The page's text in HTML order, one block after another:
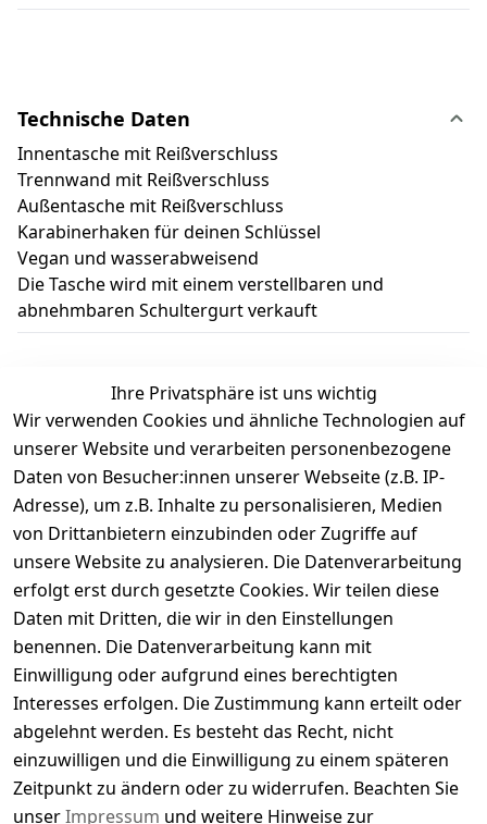
Technische Daten
Innentasche mit Reißverschluss
Trennwand mit Reißverschluss
Außentasche mit Reißverschluss
Karabinerhaken für deinen Schlüssel
Vegan und wasserabweisend
Die Tasche wird mit einem verstellbaren und
abnehmbaren Schultergurt verkauft
Kundenbewertungen
Durchschnittliche Bewertung
0
Basierend auf 0 Bewertung(en)
Bewertung abgeben
5
( 0 )
4
( 0 )
3
( 0 )
2
( 0 )
1
( 0 )
Es hat noch niemand eine Bewertung für diesen
Ihre Privatsphäre ist uns wichtig
Wir verwenden Cookies und ähnliche Technologien auf
unserer Website und verarbeiten personenbezogene
Daten von Besucher:innen unserer Webseite (z.B. IP-
Adresse), um z.B. Inhalte zu personalisieren, Medien
von Drittanbietern einzubinden oder Zugriffe auf
unsere Website zu analysieren. Die Datenverarbeitung
erfolgt erst durch gesetzte Cookies. Wir teilen diese
Daten mit Dritten, die wir in den Einstellungen
benennen. Die Datenverarbeitung kann mit
Einwilligung oder aufgrund eines berechtigten
Interesses erfolgen. Die Zustimmung kann erteilt oder
abgelehnt werden. Es besteht das Recht, nicht
einzuwilligen und die Einwilligung zu einem späteren
Zeitpunkt zu ändern oder zu widerrufen. Beachten Sie
unserImpressum und weitere Hinweise zur